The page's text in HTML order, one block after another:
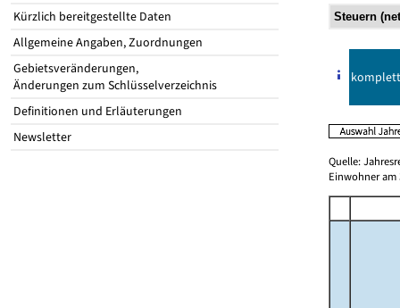
Kürzlich bereitgestellte Daten
Allgemeine Angaben, Zuordnungen
Gebietsveränderungen,
Änderungen zum Schlüsselverzeichnis
Definitionen und Erläuterungen
Newsletter
komplett
Quelle:
Einwohner am